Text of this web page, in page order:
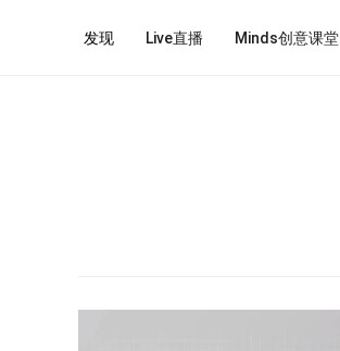
发现 Live直播 Minds创意课堂